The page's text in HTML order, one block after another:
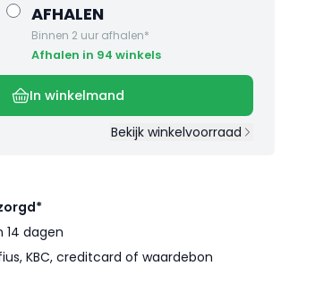
AFHALEN
Binnen 2 uur afhalen*
Afhalen in 94 winkels
In winkelmand
Bekijk winkelvoorraad
14 dagen
KBC, creditcard of waardebon